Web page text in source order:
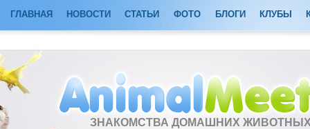
ГЛАВНАЯ НОВОСТИ СТАТЬИ ФОТО БЛОГИ КЛУБЫ
ЗНАКОМСТВА ДОМАШНИХ